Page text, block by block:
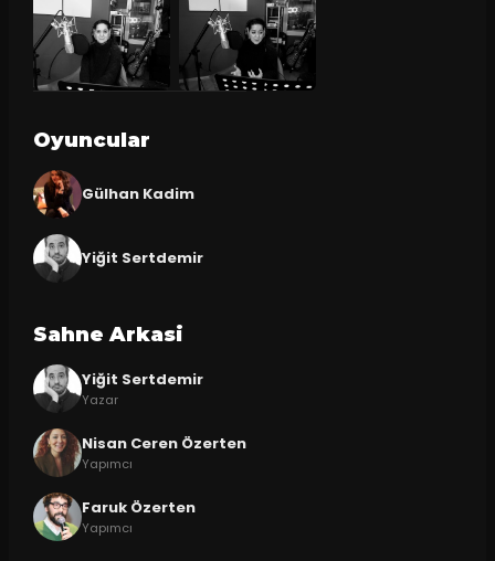
Oyuncular
Gülhan Kadim
Yiğit Sertdemir
Sahne Arkasi
Yiğit Sertdemir
Yazar
Nisan Ceren Özerten
Yapımcı
Faruk Özerten
Yapımcı